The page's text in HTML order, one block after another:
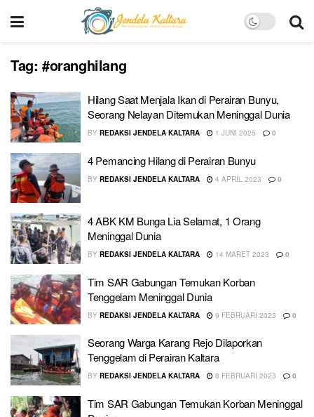
Tag: #oranghilang
Hilang Saat Menjala Ikan di Perairan Bunyu,
Seorang Nelayan Ditemukan Meninggal Dunia
BY REDAKSI JENDELA KALTARA 1 JUNI 2025 0
4 Pemancing Hilang di Perairan Bunyu
BY REDAKSI JENDELA KALTARA 4 APRIL 2023 0
4 ABK KM Bunga Lia Selamat, 1 Orang
Meninggal Dunia
BY REDAKSI JENDELA KALTARA 14 MARET 2023 0
Tim SAR Gabungan Temukan Korban
Tenggelam Meninggal Dunia
BY REDAKSI JENDELA KALTARA 9 FEBRUARI 2023 0
Seorang Warga Karang Rejo Dilaporkan
Tenggelam di Perairan Kaltara
BY REDAKSI JENDELA KALTARA 8 FEBRUARI 2023 0
Tim SAR Gabungan Temukan Korban Meninggal